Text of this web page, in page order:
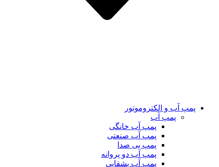
پمپ آب و الکتروموتور
پمپ آب
پمپ آب خانگی
پمپ آب صنعتی
پمپ بی صدا
پمپ آب دو پروانه
پمپ آب بشقابی